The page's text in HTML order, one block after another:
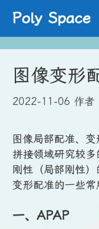
内
容
Poly Space
图像变形
2022-11-06 作者
图像局部配准、
拼接领域研究较
刚性（局部刚性
变形配准的一些常
一、APAP